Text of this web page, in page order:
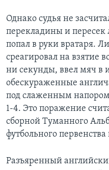
Однако судья не
перекладины и пересек
попал в руки вратаря.
среагировал на взятие
ни секунды, ввел мяч в
обескураженные
под слаженным
1-4. Это поражение
сборной Туманного
футбольного
Разъяренный